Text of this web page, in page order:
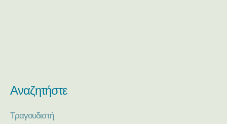
Αναζητήστε
Τραγουδιστή